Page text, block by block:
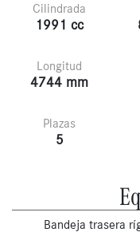
Cilindrada
1991 cc
Longitud
4744 mm
Plazas
5
Bandeja trasera